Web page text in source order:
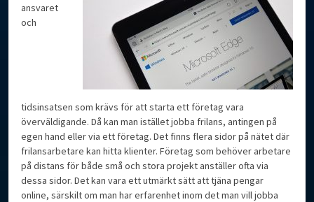
ansvaret
och
tidsinsatsen som krävs för att starta ett företag vara
överväldigande. Då kan man istället jobba frilans, antingen på
egen hand eller via ett företag. Det finns flera sidor på nätet där
frilansarbetare kan hitta klienter. Företag som behöver arbetare
på distans för både små och stora projekt anställer ofta via
dessa sidor. Det kan vara ett utmärkt sätt att tjäna pengar
online, särskilt om man har erfarenhet inom det man vill jobba